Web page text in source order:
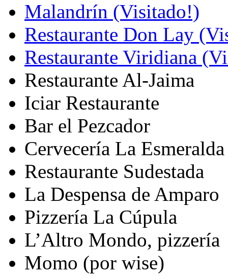
Malandrín (Visitado!)
Restaurante Don Lay
Restaurante Viridiana
Restaurante Al-Jaima
Iciar Restaurante
Bar el Pezcador
Cervecería La Esmeralda
Restaurante Sudestada
La Despensa de Amparo
Pizzería La Cúpula
L’Altro Mondo, pizzería
Momo (por wise)